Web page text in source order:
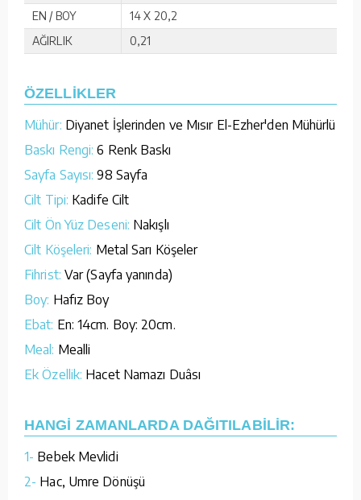
EN / BOY
14 X 20,2
AĞIRLIK
0,21
ÖZELLİKLER
Mühür: Diyanet İşlerinden ve Mısır El-Ezher'den Mühürlü
Baskı Rengi: 6 Renk Baskı
Sayfa Sayısı: 98 Sayfa
Cilt Tipi: Kadife Cilt
Cilt Ön Yüz Deseni: Nakışlı
Cilt Köşeleri: Metal Sarı Köşeler
Fihrist: Var (Sayfa yanında)
Boy: Hafız Boy
Ebat: En: 14cm. Boy: 20cm.
Meal: Mealli
Ek Özellik: Hacet Namazı Duâsı
HANGİ ZAMANLARDA DAĞITILABİLİR:
1- Bebek Mevlidi
2- Hac, Umre Dönüşü